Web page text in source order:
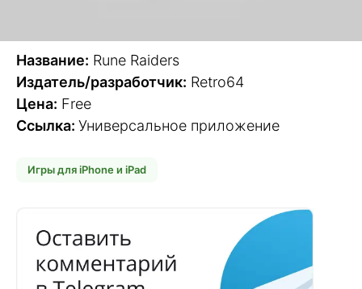
Название: Rune Raiders
Издатель/разработчик: Retro64
Цена: Free
Ссылка: Универсальное приложение
Игры для iPhone и iPad